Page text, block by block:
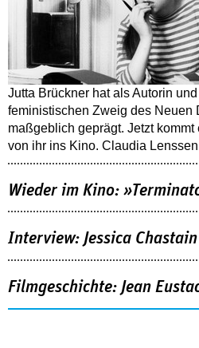
Jutta Brückner hat als Autorin
feministischen Zweig des Neuen
maßgeblich geprägt. Jetzt kommt
von ihr ins Kino. Claudia
Wieder im Kino:
Interview: Jessica
Filmgeschichte: Jean